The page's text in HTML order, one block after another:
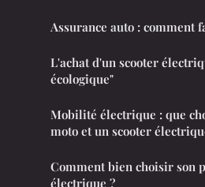
Assurance auto : comment
L'achat d'un scooter
écologique"
Mobilité électrique : que
moto et un scooter
Comment bien choisir son
électrique ?